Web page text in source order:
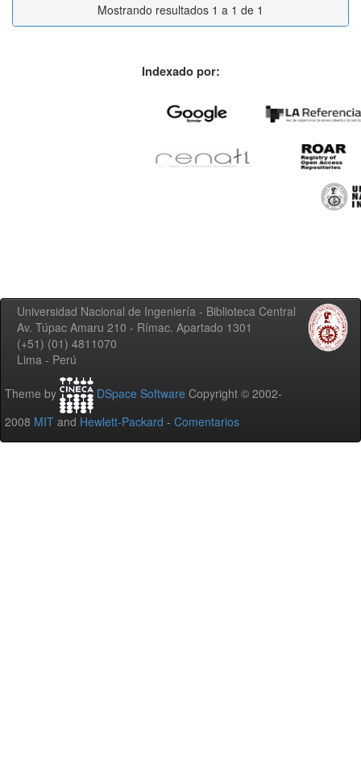
Mostrando resultados 1 a 1 de 1
Indexado por:
Universidad Nacional de Ingeniería - Biblioteca Central
Av. Túpac Amaru 210 - Rímac. Apartado 1301
(+51) (01) 4811070
Lima - Perú
Theme by DSpace Software Copyright © 2002-
2008 MIT and Hewlett-Packard - Comentarios